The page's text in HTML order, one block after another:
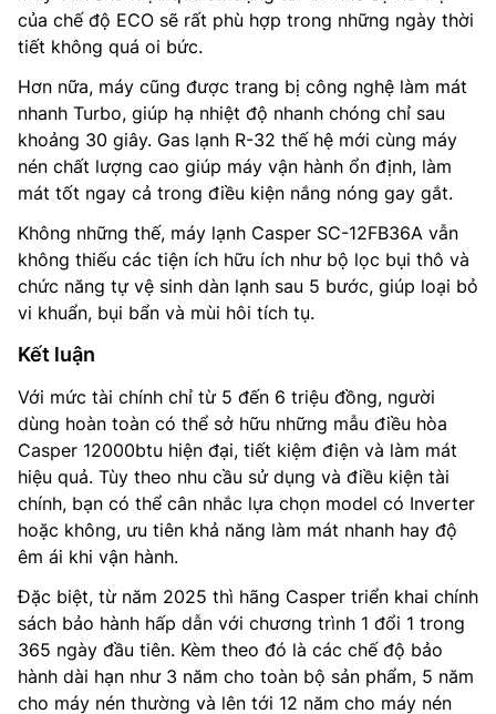
của chế độ ECO sẽ rất phù hợp trong những ngày thời
tiết không quá oi bức.
Hơn nữa, máy cũng được trang bị công nghệ làm mát
nhanh Turbo, giúp hạ nhiệt độ nhanh chóng chỉ sau
khoảng 30 giây. Gas lạnh R-32 thế hệ mới cùng máy
nén chất lượng cao giúp máy vận hành ổn định, làm
mát tốt ngay cả trong điều kiện nắng nóng gay gắt.
Không những thế, máy lạnh Casper SC-12FB36A vẫn
không thiếu các tiện ích hữu ích như bộ lọc bụi thô và
chức năng tự vệ sinh dàn lạnh sau 5 bước, giúp loại bỏ
vi khuẩn, bụi bẩn và mùi hôi tích tụ.
Kết luận
Với mức tài chính chỉ từ 5 đến 6 triệu đồng, người
dùng hoàn toàn có thể sở hữu những mẫu điều hòa
Casper 12000btu hiện đại, tiết kiệm điện và làm mát
hiệu quả. Tùy theo nhu cầu sử dụng và điều kiện tài
chính, bạn có thể cân nhắc lựa chọn model có Inverter
hoặc không, ưu tiên khả năng làm mát nhanh hay độ
êm ái khi vận hành.
Đặc biệt, từ năm 2025 thì hãng Casper triển khai chính
sách bảo hành hấp dẫn với chương trình 1 đổi 1 trong
365 ngày đầu tiên. Kèm theo đó là các chế độ bảo
hành dài hạn như 3 năm cho toàn bộ sản phẩm, 5 năm
cho máy nén thường và lên tới 12 năm cho máy nén